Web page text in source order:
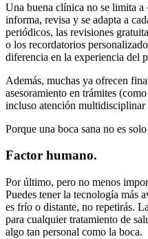
Una buena clínica no se limita
informa, revisa y se adapta a
periódicos, las revisiones
o los recordatorios
diferencia en la experiencia del
Además, muchas ya ofrecen
asesoramiento en trámites
incluso atención multidisciplinar
Porque una boca sana no es
Factor humano.
Por último, pero no menos
Puedes tener la tecnología más
es frío o distante, no repetirás.
para cualquier tratamiento de
algo tan personal como la boca.